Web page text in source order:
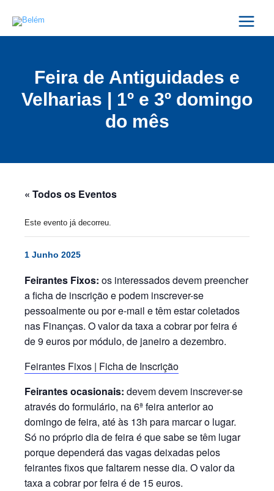
Feira de Antiguidades e
Velharias | 1º e 3º domingo
do mês
« Todos os Eventos
Este evento já decorreu.
1 Junho 2025
Feirantes Fixos: os interessados devem preencher
a ficha de inscrição e podem inscrever-se
pessoalmente ou por e-mail e têm estar coletados
nas Finanças. O valor da taxa a cobrar por feira é
de 9 euros por módulo, de janeiro a dezembro.
Feirantes Fixos | Ficha de Inscrição
Feirantes ocasionais: devem devem inscrever-se
através do formulário, na 6ª feira anterior ao
domingo de feira, até às 13h para marcar o lugar.
Só no próprio dia de feira é que sabe se têm lugar
porque dependerá das vagas deixadas pelos
feirantes fixos que faltarem nesse dia. O valor da
taxa a cobrar por feira é de 15 euros.